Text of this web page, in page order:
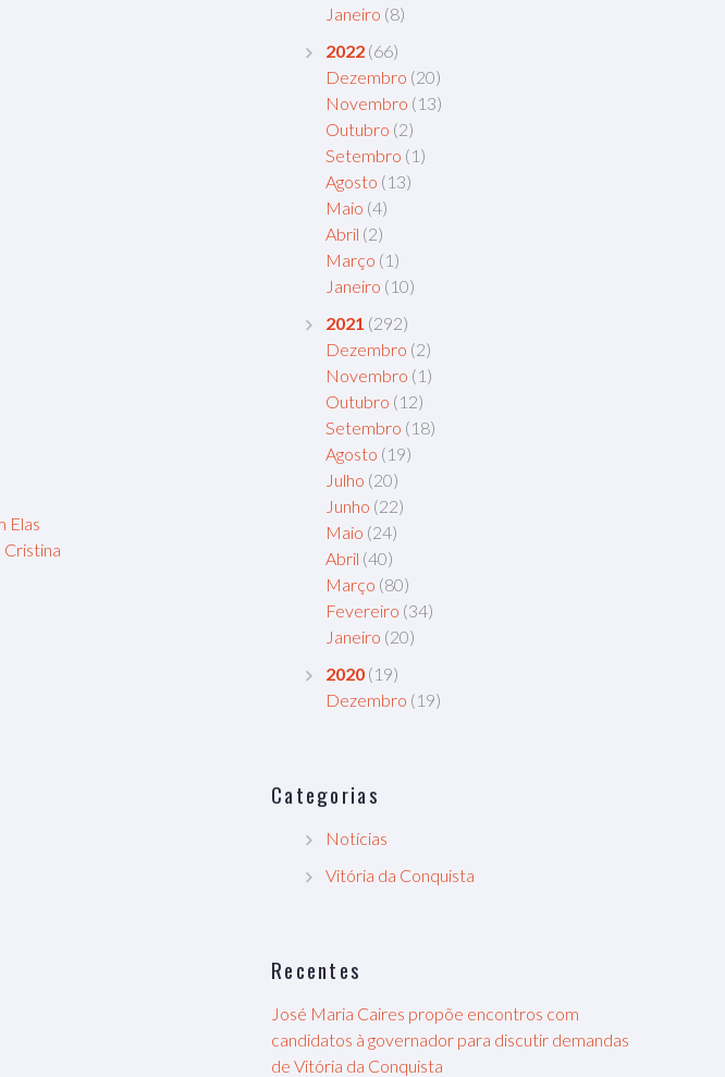
Elas
Janeiro (8)
2022 (66)
Dezembro (20)
Novembro (13)
Outubro (2)
Setembro (1)
Agosto (13)
Maio (4)
Abril (2)
Março (1)
Janeiro (10)
2021 (292)
Dezembro (2)
Novembro (1)
Outubro (12)
Setembro (18)
Agosto (19)
Julho (20)
Junho (22)
Maio (24)
Abril (40)
Março (80)
Fevereiro (34)
Janeiro (20)
2020 (19)
Dezembro (19)
Categorias
Notícias
Vitória da Conquista
Recentes
José Maria Caires propõe encontros com
candidatos à governador para discutir demandas
de Vitória da Conquista